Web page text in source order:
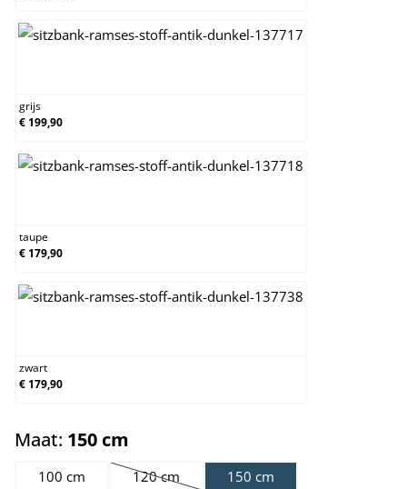
grijs
€ 199,90
taupe
€ 179,90
zwart
€ 179,90
Maat: 150 cm
100 cm 120 cm 150 cm